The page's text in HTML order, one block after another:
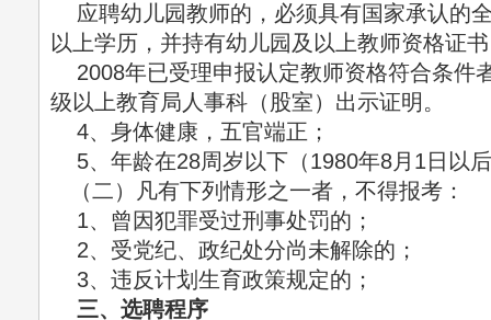
应聘幼儿园教师的，必须具有国家承认的
以上学历，并持有幼儿园及以上教师资格证
2008年已受理申报认定教师资格符合条件
级以上教育局人事科（股室）出示证明。
4、身体健康，五官端正；
5、年龄在28周岁以下（1980年8月1日以
（二）凡有下列情形之一者，不得报考：
1、曾因犯罪受过刑事处罚的；
2、受党纪、政纪处分尚未解除的；
3、违反计划生育政策规定的；
三、选聘程序